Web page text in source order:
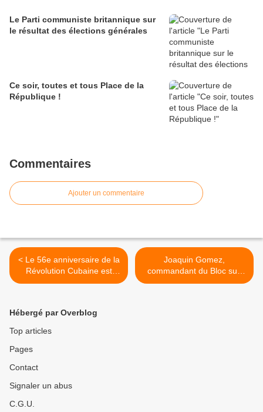
Le Parti communiste britannique sur
le résultat des élections générales
Ce soir, toutes et tous Place de la
République !
Commentaires
Ajouter un commentaire
< Le 56e anniversaire de la
Révolution Cubaine est
célébré au Venezuela
Joaquin Gomez,
commandant du Bloc sud
des Farc est déjà à La
Hébergé par Overblog
Top articles
Pages
Contact
Signaler un abus
C.G.U.